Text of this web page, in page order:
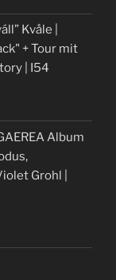
Kvåle |
+ Tour mit
| I54
Album
Grohl |